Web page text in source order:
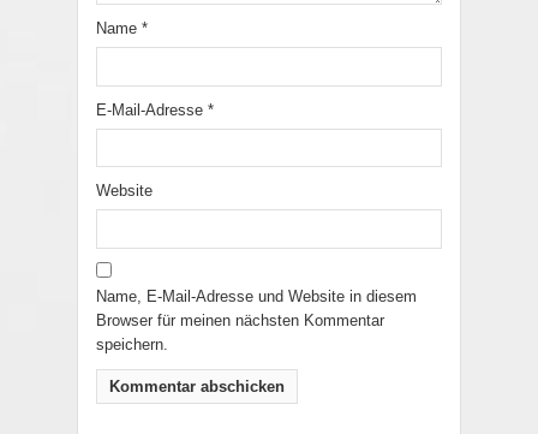
Name *
E-Mail-Adresse *
Website
Name, E-Mail-Adresse und Website in diesem
Browser für meinen nächsten Kommentar
speichern.